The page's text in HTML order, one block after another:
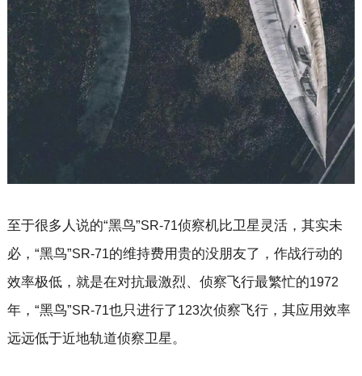
至于很多人说的“黑鸟”SR-71侦察机比卫星灵活，其实未
必，“黑鸟”SR-71的维持费用贵的没朋友了，作战行动的
效率极低，就是在对抗最激烈、侦察飞行最繁忙的1972
年，“黑鸟”SR-71也只进行了123次侦察飞行，其应用效率
远远低于近地轨道侦察卫星。